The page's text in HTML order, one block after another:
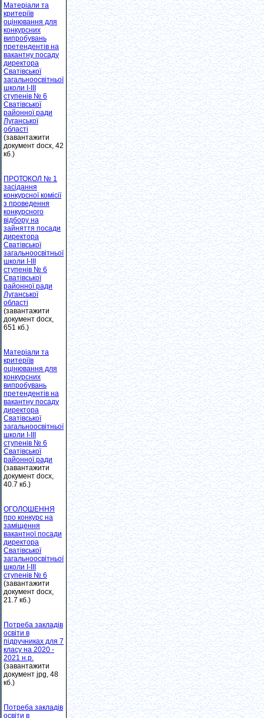
Матеріали та
критеріїв
оцінювання для
конкурсних
випробувань
претендентів на
вакантну посаду
директора
Сватівської
загальноосвітньої
школи І-ІІІ
ступенів № 6
Сватівської
районної ради
Луганської
області
(завантажити
документ docx, 42
кб.)
ПРОТОКОЛ № 1
засідання
конкурсної комісії
з проведення
конкурсного
відбору на
зайняття посади
директора
Сватівської
загальноосвітньої
школи I-III
ступенів № 6
Сватівської
районної ради
Луганської
області
(завантажити
документ docx,
651 кб.)
Матеріали та
критеріїв
оцінювання для
конкурсних
випробувань
претендентів на
вакантну посаду
директора
Сватівської
загальноосвітньої
школи І-ІІІ
ступенів № 6
Сватівської
районної ради
(завантажити
документ docx,
40.7 кб.)
ОГОЛОШЕННЯ
про конкурс на
заміщення
вакантної посади
директора
Сватівської
загальноосвітньої
школи І-ІІІ
ступенів № 6
(завантажити
документ docx,
21.7 кб.)
Потреба закладів
освіти в
підручниках для 7
класу на 2020 -
2021 н.р.
(завантажити
документ jpg, 48
кб.)
Потреба закладів
освіти в